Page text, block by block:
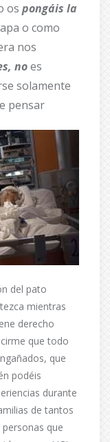
os pongáis la
o como
nos
noes
solamente
pensar
del pato
mientras
derecho
que todo
que
podéis
durante
de tantos
que